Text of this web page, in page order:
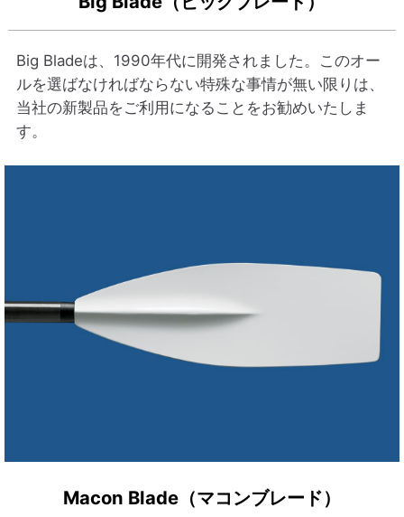
Big Bladeは、1990年代に開発されました。このオー
ルを選ばなければならない特殊な事情が無い限りは、
当社の新製品をご利用になることをお勧めいたしま
す。
Macon Blade（マコンブレード）